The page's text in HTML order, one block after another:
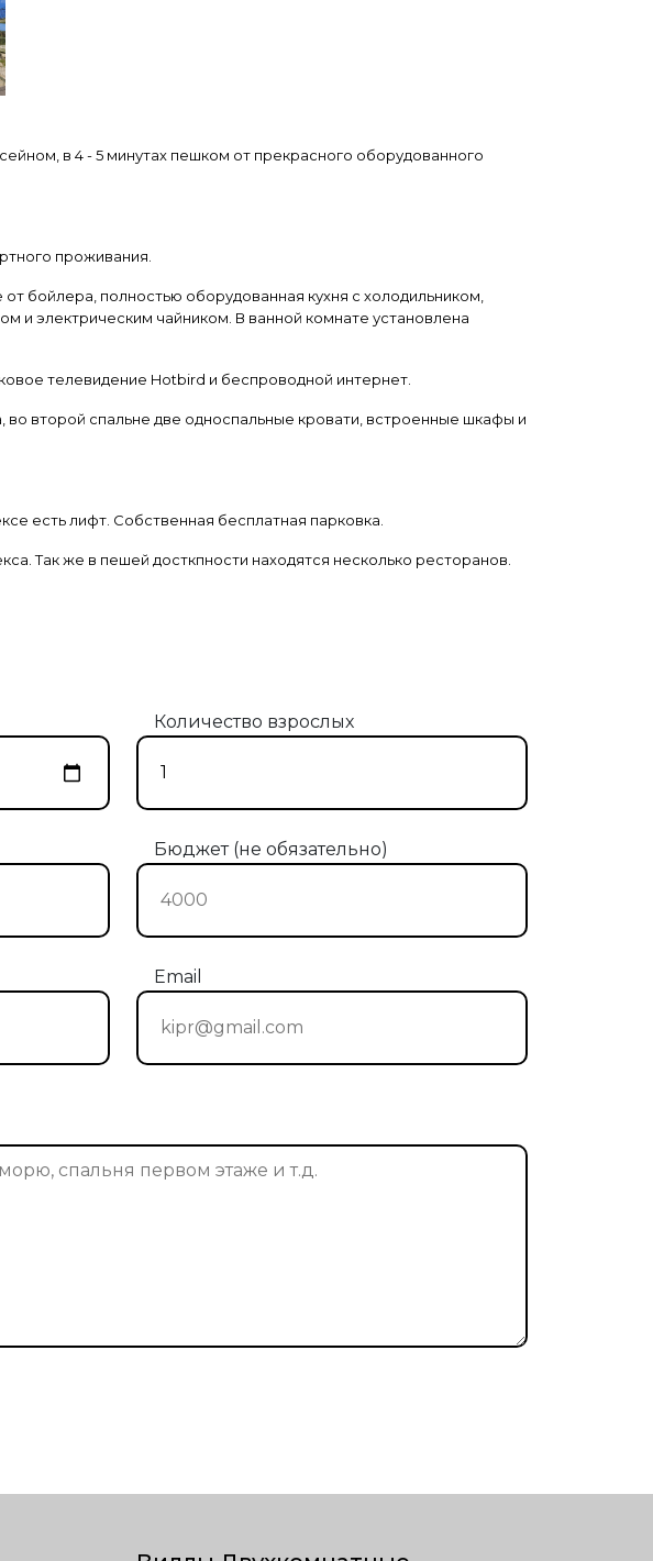
в 4 - 5 минутах пешком от прекрасного оборудованного
проживания.
бойлера, полностью оборудованная кухня с холодильником,
и электрическим чайником. В ванной комнате установлена
телевидение Hotbird и беспроводной интернет.
второй спальне две односпальные кровати, встроенные шкафы и
есть лифт. Собственная бесплатная парковка.
Так же в пешей досткпности находятся несколько ресторанов.
Количество взрослых
Бюджет (не обязательно)
Email